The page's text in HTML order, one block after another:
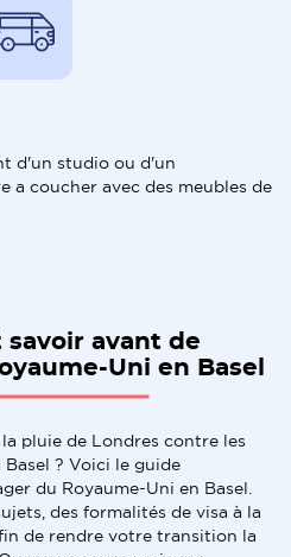
d'un studio ou d'un
a coucher avec des meubles de
avant de
Uni en Basel
pluie de Londres contre les
? Voici le guide
du Royaume-Uni en Basel.
des formalités de visa à la
de rendre votre transition la